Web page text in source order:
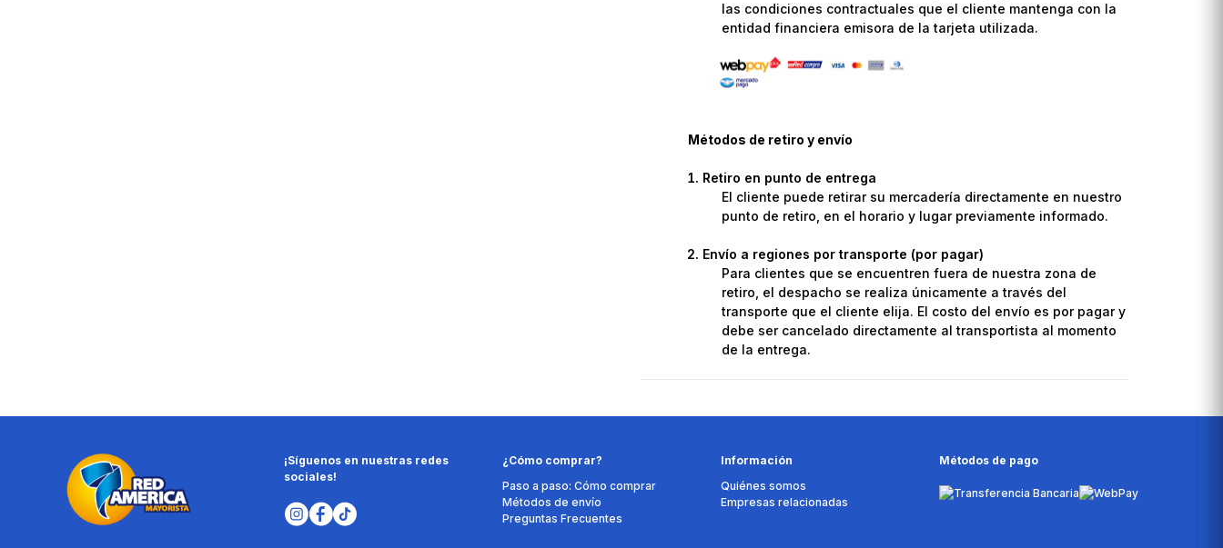
las condiciones contractuales que el cliente mantenga con la
entidad financiera emisora de la tarjeta utilizada.
Métodos de retiro y envío
Retiro en punto de entrega
El cliente puede retirar su mercadería directamente en nuestro
punto de retiro, en el horario y lugar previamente informado.
Envío a regiones por transporte (por pagar)
Para clientes que se encuentren fuera de nuestra zona de
retiro, el despacho se realiza únicamente a través del
transporte que el cliente elija. El costo del envío es por pagar y
debe ser cancelado directamente al transportista al momento
de la entrega.
¡Síguenos en nuestras redes
sociales!
¿Cómo comprar?
Paso a paso: Cómo comprar
Métodos de envío
Preguntas Frecuentes
Información
Quiénes somos
Empresas relacionadas
Métodos de pago